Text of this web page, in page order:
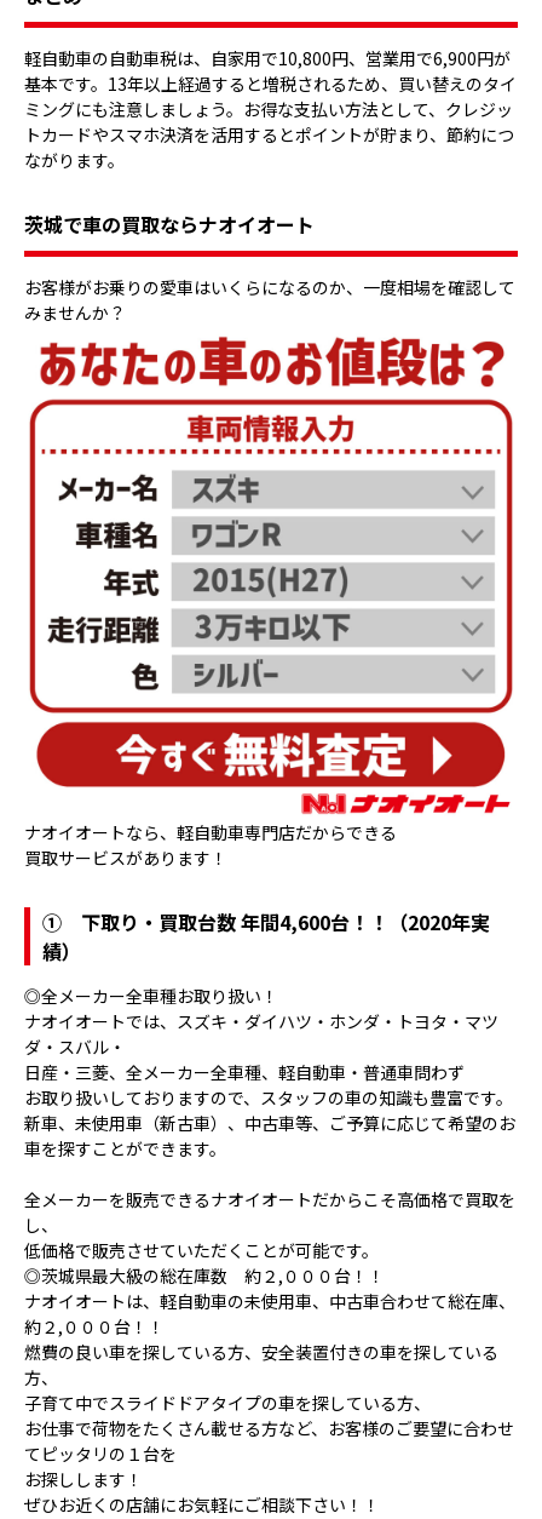
軽自動車の自動車税は、自家用で10,800円、営業用で6,900円が
基本です。13年以上経過すると増税されるため、買い替えのタイ
ミングにも注意しましょう。お得な支払い方法として、クレジッ
トカードやスマホ決済を活用するとポイントが貯まり、節約につ
ながります。
茨城で車の買取ならナオイオート
お客様がお乗りの愛車はいくらになるのか、一度相場を確認して
みませんか？
ナオイオートなら、軽自動車専門店だからできる
買取サービスがあります！
① 下取り・買取台数 年間4,600台！！（2020年実
績）
◎全メーカー全車種お取り扱い！
ナオイオートでは、スズキ・ダイハツ・ホンダ・トヨタ・マツ
ダ・スバル・
日産・三菱、全メーカー全車種、軽自動車・普通車問わず
お取り扱いしておりますので、スタッフの車の知識も豊富です。
新車、未使用車（新古車）、中古車等、ご予算に応じて希望のお
車を探すことができます。
全メーカーを販売できるナオイオートだからこそ高価格で買取を
し、
低価格で販売させていただくことが可能です。
◎茨城県最大級の総在庫数 約２,０００台！！
ナオイオートは、軽自動車の未使用車、中古車合わせて総在庫、
約２,０００台！！
燃費の良い車を探している方、安全装置付きの車を探している
方、
子育て中でスライドドアタイプの車を探している方、
お仕事で荷物をたくさん載せる方など、お客様のご要望に合わせ
てピッタリの１台を
お探しします！
ぜひお近くの店舗にお気軽にご相談下さい！！